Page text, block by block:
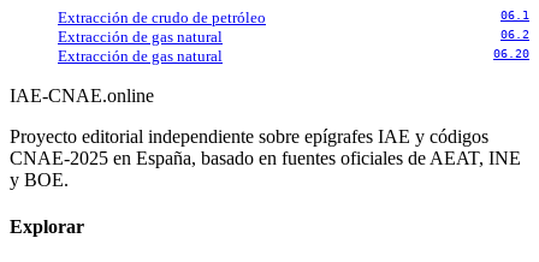
Extracción de crudo de petróleo 06.1
Extracción de gas natural 06.2
Extracción de gas natural 06.20
IAE-CNAE.online
Proyecto editorial independiente sobre epígrafes IAE y códigos
CNAE-2025 en España, basado en fuentes oficiales de AEAT, INE
y BOE.
Explorar